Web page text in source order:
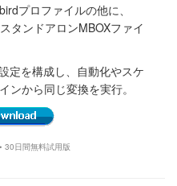
プロファイルの他に、
タンドアロンMBOXファイ
定を構成し、自動化やスケ
ンから同じ変換を実行。
30日間無料試用版